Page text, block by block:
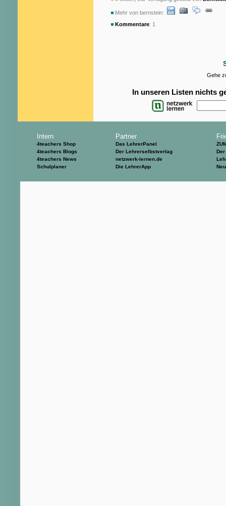
Mehr von bernstein:
Kommentare: 1
Gehe
In unseren Listen nichts
Intern
4teachers Shop
4teachers Blogs
4teachers News
Schulplaner
Partner
Das LehrerPanel
Der Lehrerselbstverlag
netzwerk-lernen.de
Die LehrerApp